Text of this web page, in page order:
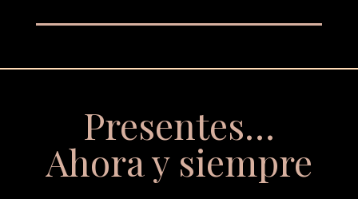
Presentes…
Ahora y siempre